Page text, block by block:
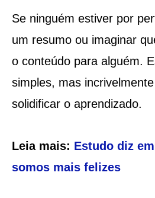
Se ninguém estiver por
um resumo ou imaginar
o conteúdo para alguém.
simples, mas
solidificar o aprendizado.
Leia mais: Estudo diz
somos mais felizes